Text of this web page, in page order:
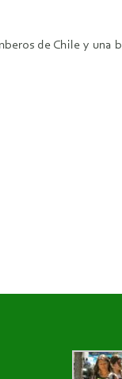
de Chile y una